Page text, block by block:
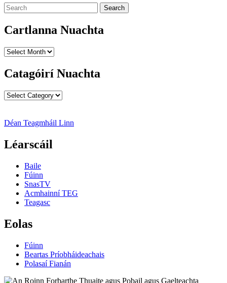
Search
Cartlanna Nuachta
Cartlanna
Catagóirí Nuachta
Catagóirí
Déan Teagmháil Linn
Léarscáil
Baile
Fúinn
SnasTV
Acmhainní TEG
Teagasc
Eolas
Fúinn
Beartas Príobháideachais
Polasaí Fianán